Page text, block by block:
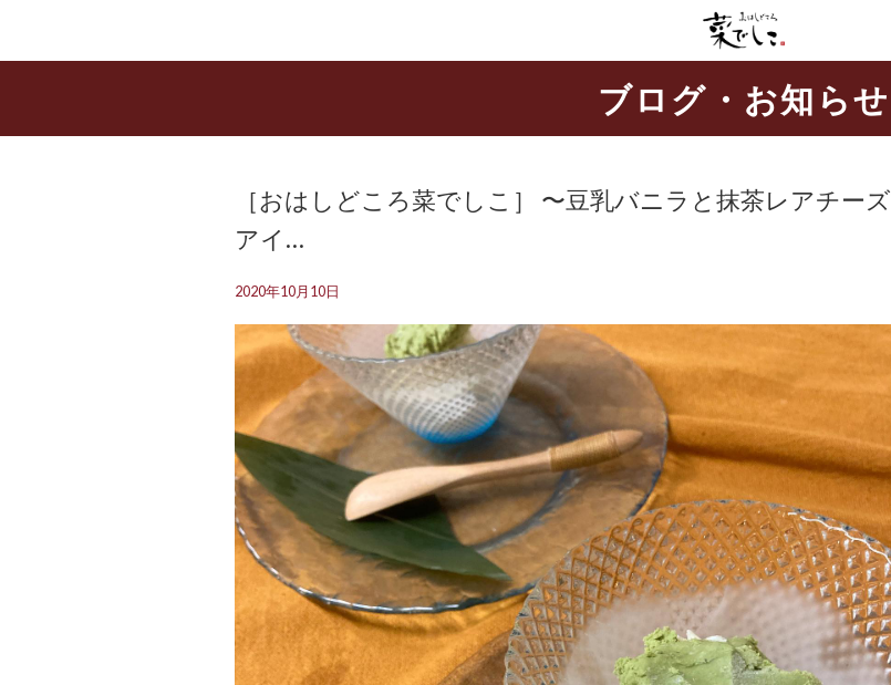
ブログ・お知らせ
［おはしどころ菜でしこ］ 〜豆乳バニラと抹茶レアチーズ
アイ…
2020年10月10日